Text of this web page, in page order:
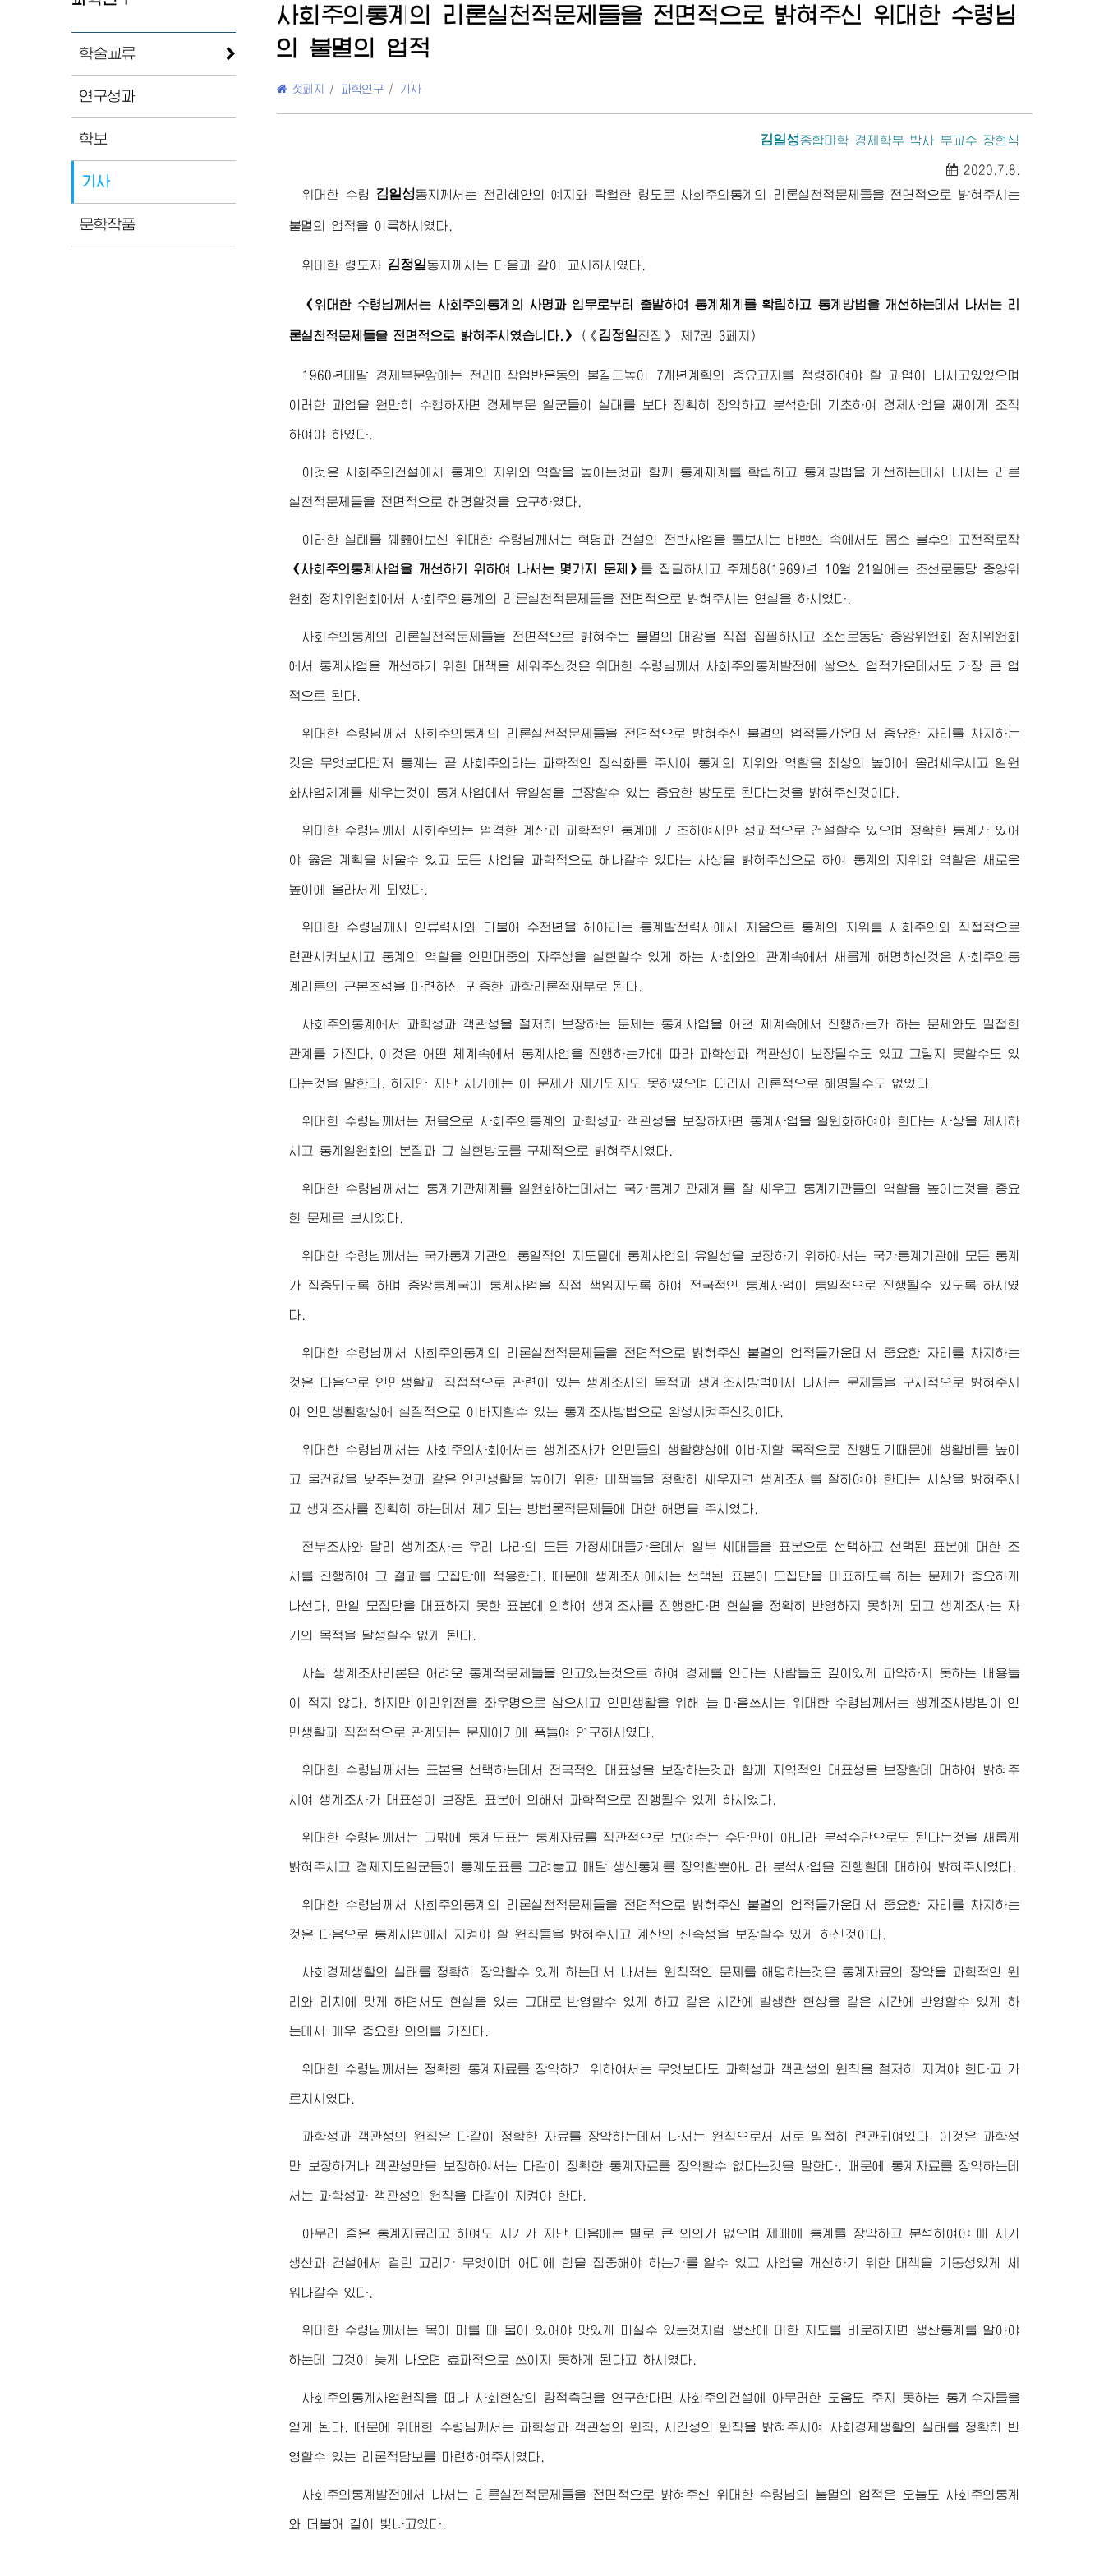
학술교류
연구성과
학보
기사
문학작품
사회주의통계의 리론실천적문제들을 전면적으로 밝혀주신 위대한 수령님
의 불멸의 업적
첫페지 / 과학연구 / 기사
김일성종합대학 경제학부 박사 부교수 장현식
2020.7.8.
위대한
수령 김일성동지 께서는 천리혜안의 예지와 탁월한 령도로 사회주의통계의 리론실천적문제들을 전면적으로 밝혀주시는
불멸의 업적을 이룩하시였다.
위대한 령도자 김정일동지 께서는 다음과 같이 교시하시였다.
《위대한 수령님께서는 사회주의통계의 사명과 임무로부터 출발하여 통계체계를 확립하고 통계방법을 개선하는데서 나서는 리
론실천적문제들을 전면적으로 밝혀주시였습니다.》 ( 《 김정일 전집》 제7권 3페지)
1960년대말 경제부문앞에는 천리마작업반운동의 불길드높이 7개년계획의 중요고지를 점령하여야 할 과업이 나서고있었으며
이러한 과업을 원만히 수행하자면 경제부문 일군들이 실태를 보다 정확히 장악하고 분석한데 기초하여 경제사업을 째이게 조직
하여야 하였다.
이것은 사회주의건설에서 통계의 지위와 역할을 높이는것과 함께 통계체계를 확립하고 통계방법을 개선하는데서 나서는 리론
실천적문제들을 전면적으로 해명할것을 요구하였다.
이러한 실태를 꿰뚫어보신 위대한 수령님께서 는 혁명과 건설의 전반사업을 돌보시는 바쁘신 속에서도 몸소 불후의 고전적로작
《사회주의통계사업을 개선하기 위하여 나서는 몇가지 문제》를 집필하시고 주체58(1969)년 10월 21일에는 조선로동당 중앙위
원회 정치위원회에서 사회주의통계의 리론실천적문제들을 전면적으로 밝혀주시는 연설을 하시였다.
사회주의통계의 리론실천적문제들을 전면적으로 밝혀주는 불멸의 대강을 직접 집필하시고 조선로동당 중앙위원회 정치위원회
에서 통계사업을 개선하기 위한 대책을 세워주신것은 위대한 수령님께서 사회주의통계발전에 쌓으신 업적가운데서도 가장 큰 업
적으로 된다.
위대한 수령님께서 사회주의통계의 리론실천적문제들을 전면적으로 밝혀주신 불멸의 업적들가운데서 중요한 자리를 차지하는
것은 무엇보다먼저 통계는 곧 사회주의라는 과학적인 정식화를 주시여 통계의 지위와 역할을 최상의 높이에 올려세우시고 일원
화사업체계를 세우는것이 통계사업에서 유일성을 보장할수 있는 중요한 방도로 된다는것을 밝혀주신것이다.
위대한 수령님께서 사회주의는 엄격한 계산과 과학적인 통계에 기초하여서만 성과적으로 건설할수 있으며 정확한 통계가 있어
야 옳은 계획을 세울수 있고 모든 사업을 과학적으로 해나갈수 있다는 사상을 밝혀주심으로 하여 통계의 지위와 역할은 새로운
높이에 올라서게 되였다.
위대한 수령님께서 인류력사와 더불어 수천년을 헤아리는 통계발전력사에서 처음으로 통계의 지위를 사회주의와 직접적으로
련관시켜보시고 통계의 역할을 인민대중의 자주성을 실현할수 있게 하는 사회와의 관계속에서 새롭게 해명하신것은 사회주의통
계리론의 근본초석을 마련하신 귀중한 과학리론적재부로 된다.
사회주의통계에서 과학성과 객관성을 철저히 보장하는 문제는 통계사업을 어떤 체계속에서 진행하는가 하는 문제와도 밀접한
관계를 가진다. 이것은 어떤 체계속에서 통계사업을 진행하는가에 따라 과학성과 객관성이 보장될수도 있고 그렇지 못할수도 있
다는것을 말한다. 하지만 지난 시기에는 이 문제가 제기되지도 못하였으며 따라서 리론적으로 해명될수도 없었다.
위대한 수령님께서는 처음으로 사회주의통계의 과학성과 객관성을 보장하자면 통계사업을 일원화하여야 한다는 사상을 제시하
시고 통계일원화의 본질과 그 실현방도를 구체적으로 밝혀주시였다.
위대한 수령님께서 는 통계기관체계를 일원화하는데서는 국가통계기관체계를 잘 세우고 통계기관들의 역할을 높이는것을 중요
한 문제로 보시였다.
위대한 수령님께서는 국가통계기관의 통일적인 지도밑에 통계사업의 유일성을 보장하기 위하여서는 국가통계기관에 모든 통계
가 집중되도록 하며 중앙통계국이 통계사업을 직접 책임지도록 하여 전국적인 통계사업이 통일적으로 진행될수 있도록 하시였
다.
위대한 수령님께서 사회주의통계의 리론실천적문제들을 전면적으로 밝혀주신 불멸의 업적들가운데서 중요한 자리를 차지하는
것은 다음으로 인민생활과 직접적으로 관련이 있는 생계조사의 목적과 생계조사방법에서 나서는 문제들을 구체적으로 밝혀주시
여 인민생활향상에 실질적으로 이바지할수 있는 통계조사방법으로 완성시켜주신것이다.
위대한 수령님께서 는 사회주의사회에서는 생계조사가 인민들의 생활향상에 이바지할 목적으로 진행되기때문에 생활비를 높이
고 물건값을 낮추는것과 같은 인민생활을 높이기 위한 대책들을 정확히 세우자면 생계조사를 잘하여야 한다는 사상을 밝혀주시
고 생계조사를 정확히 하는데서 제기되는 방법론적문제들에 대한 해명을 주시였다.
전부조사와 달리 생계조사는 우리 나라의 모든 가정세대들가운데서 일부 세대들을 표본으로 선택하고 선택된 표본에 대한 조
사를 진행하여 그 결과를 모집단에 적용한다. 때문에 생계조사에서는 선택된 표본이 모집단을 대표하도록 하는 문제가 중요하게
나선다. 만일 모집단을 대표하지 못한 표본에 의하여 생계조사를 진행한다면 현실을 정확히 반영하지 못하게 되고 생계조사는 자
기의 목적을 달성할수 없게 된다.
사실 생계조사리론은 어려운 통계적문제들을 안고있는것으로 하여 경제를 안다는 사람들도 깊이있게 파악하지 못하는 내용들
이 적지 않다. 하지만 이민위천을 좌우명으로 삼으시고 인민생활을 위해 늘 마음쓰시는 위대한 수령님께서 는 생계조사방법이 인
민생활과 직접적으로 관계되는 문제이기에 품들여 연구하시였다.
위대한 수령님께서 는 표본을 선택하는데서 전국적인 대표성을 보장하는것과 함께 지역적인 대표성을 보장할데 대하여 밝혀주
시여 생계조사가 대표성이 보장된 표본에 의해서 과학적으로 진행될수 있게 하시였다.
위대한 수령님께서는 그밖에 통계도표는 통계자료를 직관적으로 보여주는 수단만이 아니라 분석수단으로도 된다는것을 새롭게
밝혀주시고 경제지도일군들이 통계도표를 그려놓고 매달 생산통계를 장악할뿐아니라 분석사업을 진행할데 대하여 밝혀주시였다.
위대한 수령님께서 사회주의통계의 리론실천적문제들을 전면적으로 밝혀주신 불멸의 업적들가운데서 중요한 자리를 차지하는
것은 다음으로 통계사업에서 지켜야 할 원칙들을 밝혀주시고 계산의 신속성을 보장할수 있게 하신것이다.
사회경제생활의 실태를 정확히 장악할수 있게 하는데서 나서는 원칙적인 문제를 해명하는것은 통계자료의 장악을 과학적인 원
리와 리치에 맞게 하면서도 현실을 있는 그대로 반영할수 있게 하고 같은 시간에 발생한 현상을 같은 시간에 반영할수 있게 하
는데서 매우 중요한 의의를 가진다.
위대한 수령님께서는 정확한 통계자료를 장악하기 위하여서는 무엇보다도 과학성과 객관성의 원칙을 철저히 지켜야 한다고 가
르치시였다.
과학성과 객관성의 원칙은 다같이 정확한 자료를 장악하는데서 나서는 원칙으로서 서로 밀접히 련관되여있다. 이것은 과학성
만 보장하거나 객관성만을 보장하여서는 다같이 정확한 통계자료를 장악할수 없다는것을 말한다. 때문에 통계자료를 장악하는데
서는 과학성과 객관성의 원칙을 다같이 지켜야 한다.
아무리 좋은 통계자료라고 하여도 시기가 지난 다음에는 별로 큰 의의가 없으며 제때에 통계를 장악하고 분석하여야 매 시기
생산과 건설에서 걸린 고리가 무엇이며 어디에 힘을 집중해야 하는가를 알수 있고 사업을 개선하기 위한 대책을 기동성있게 세
워나갈수 있다.
위대한 수령님께서는 목이 마를 때 물이 있어야 맛있게 마실수 있는것처럼 생산에 대한 지도를 바로하자면 생산통계를 알아야
하는데 그것이 늦게 나오면 효과적으로 쓰이지 못하게 된다고 하시였다.
사회주의통계사업원칙을 떠나 사회현상의 량적측면을 연구한다면 사회주의건설에 아무러한 도움도 주지 못하는 통계수자들을
얻게 된다. 때문에위대한 수령님께서 는 과학성과 객관성의 원칙, 시간성의 원칙을 밝혀주시여 사회경제생활의 실태를 정확히 반
영할수 있는 리론적담보를 마련하여주시였다.
사회주의통계발전에서 나서는 리론실천적문제들을 전면적으로 밝혀주신 위대한 수령님의 불멸의 업적은 오늘도 사회주의통계
와 더불어 길이 빛나고있다.